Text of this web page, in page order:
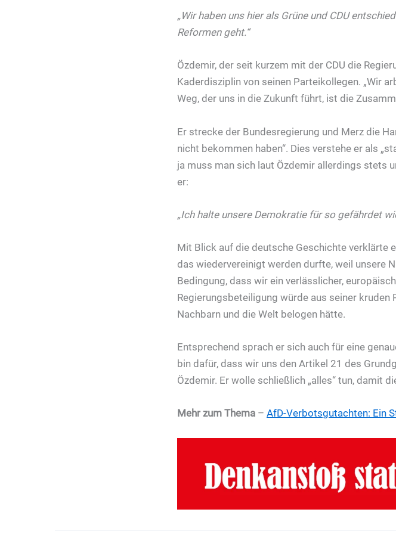
„Wir haben uns hier als Grüne und CDU
Reformen geht.“
Özdemir, der seit kurzem mit der CDU die
Kaderdisziplin von seinen Parteikollegen. „Wir
Weg, der uns in die Zukunft führt, ist die
Er strecke der Bundesregierung und Merz die
nicht bekommen haben“. Dies verstehe er als
ja muss man sich laut Özdemir allerdings stets
er:
„Ich halte unsere Demokratie für so gefährdet
Mit Blick auf die deutsche Geschichte verklärte
das wiedervereinigt werden durfte, weil unsere
Bedingung, dass wir ein verlässlicher,
Regierungsbeteiligung würde aus seiner
Nachbarn und die Welt belogen hätte.
Entsprechend sprach er sich auch für eine
bin dafür, dass wir uns den Artikel 21 des
Özdemir. Er wolle schließlich „alles“ tun, damit
Mehr zum Thema – AfD-Verbotsgutachten: Ein